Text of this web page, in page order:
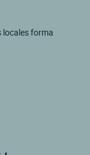
locales forma